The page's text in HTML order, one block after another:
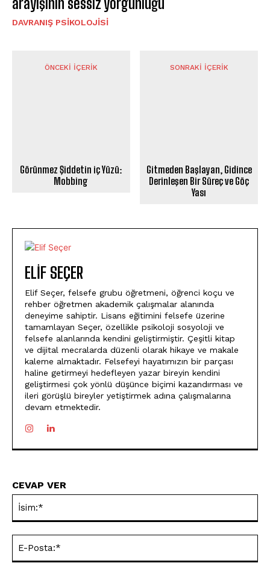
DAVRANIŞ PSIKOLOJISI
ÖNCEKI İÇERIK
Görünmez Şiddetin iç Yüzü:
Mobbing
SONRAKI İÇERIK
Gitmeden Başlayan, Gidince
Derinleşen Bir Süreç ve Göç
Yası
ELIF SEÇER
Elif Seçer, felsefe grubu öğretmeni, öğrenci koçu ve
rehber öğretmen akademik çalışmalar alanında
deneyime sahiptir. Lisans eğitimini felsefe üzerine
tamamlayan Seçer, özellikle psikoloji sosyoloji ve
felsefe alanlarında kendini geliştirmiştir. Çeşitli kitap
ve dijital mecralarda düzenli olarak hikaye ve makale
kaleme almaktadır. Felsefeyi hayatımızın bir parçası
haline getirmeyi hedefleyen yazar bireyin kendini
geliştirmesi çok yönlü düşünce biçimi kazandırması ve
ileri görüşlü bireyler yetiştirmek adına çalışmalarına
devam etmektedir.
CEVAP VER